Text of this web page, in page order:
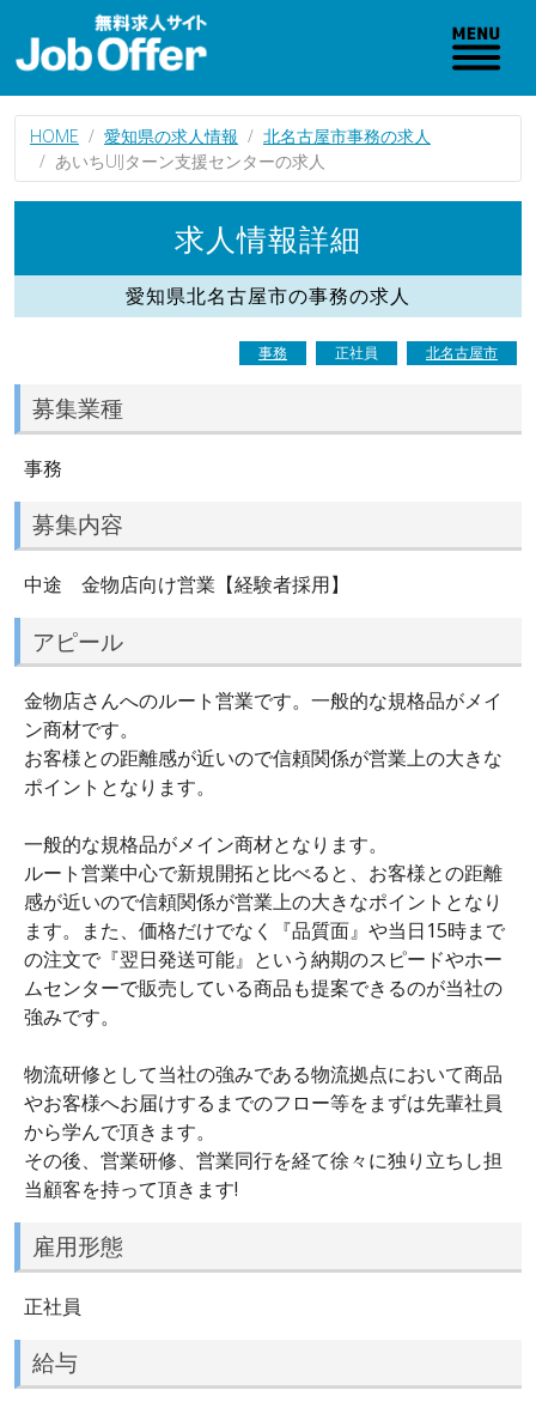
HOME 愛知県の求人情報
北名古屋市事務の求人
あいちUIJターン支援センターの求人
求人情報詳細
愛知県北名古屋市の事務の求人
事務 正社員 北名古屋市
募集業種
事務
募集内容
中途 金物店向け営業【経験者採用】
アピール
金物店さんへのルート営業です。一般的な規格品がメイ
ン商材です。
お客様との距離感が近いので信頼関係が営業上の大きな
ポイントとなります。
一般的な規格品がメイン商材となります。
ルート営業中心で新規開拓と比べると、お客様との距離
感が近いので信頼関係が営業上の大きなポイントとなり
ます。また、価格だけでなく『品質面』や当日15時まで
の注文で『翌日発送可能』という納期のスピードやホー
ムセンターで販売している商品も提案できるのが当社の
強みです。
物流研修として当社の強みである物流拠点において商品
やお客様へお届けするまでのフロー等をまずは先輩社員
から学んで頂きます。
その後、営業研修、営業同行を経て徐々に独り立ちし担
当顧客を持って頂きます!
雇用形態
正社員
給与